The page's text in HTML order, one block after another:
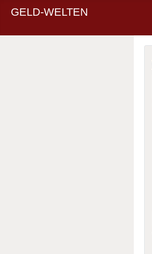
GELD-WELTEN